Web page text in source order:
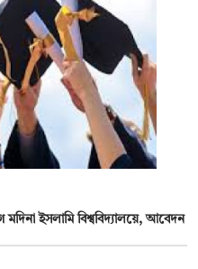
ইসলামি বিশ্ববিদ্যালয়ে, আবেদন